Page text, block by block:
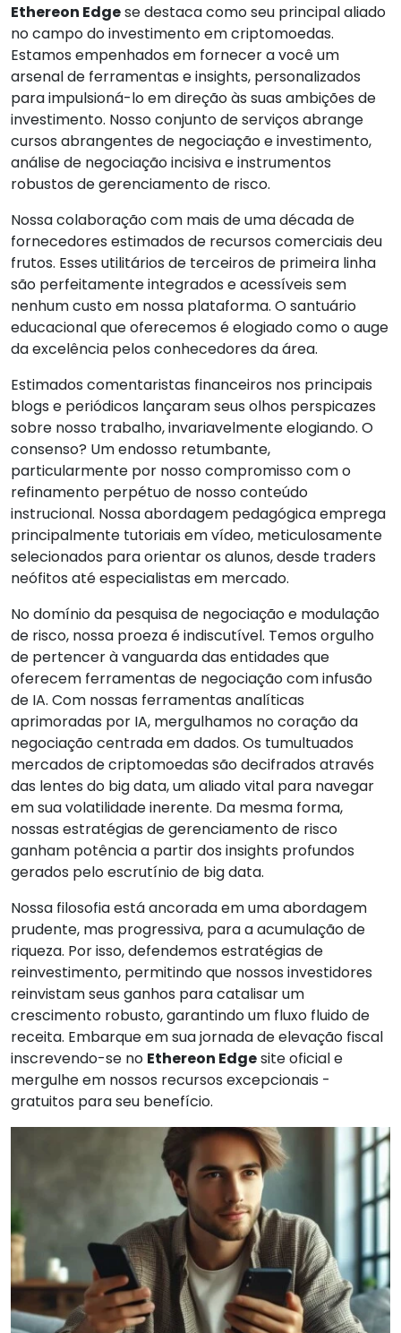
Ethereon Edgese destaca como seu principal aliado
no campo do investimento em criptomoedas.
Estamos empenhados em fornecer a você um
arsenal de ferramentas e insights, personalizados
para impulsioná-lo em direção às suas ambições de
investimento. Nosso conjunto de serviços abrange
cursos abrangentes de negociação e investimento,
análise de negociação incisiva e instrumentos
robustos de gerenciamento de risco.
Nossa colaboração com mais de uma década de
fornecedores estimados de recursos comerciais deu
frutos. Esses utilitários de terceiros de primeira linha
são perfeitamente integrados e acessíveis sem
nenhum custo em nossa plataforma. O santuário
educacional que oferecemos é elogiado como o auge
da excelência pelos conhecedores da área.
Estimados comentaristas financeiros nos principais
blogs e periódicos lançaram seus olhos perspicazes
sobre nosso trabalho, invariavelmente elogiando. O
consenso? Um endosso retumbante,
particularmente por nosso compromisso com o
refinamento perpétuo de nosso conteúdo
instrucional. Nossa abordagem pedagógica emprega
principalmente tutoriais em vídeo, meticulosamente
selecionados para orientar os alunos, desde traders
neófitos até especialistas em mercado.
No domínio da pesquisa de negociação e modulação
de risco, nossa proeza é indiscutível. Temos orgulho
de pertencer à vanguarda das entidades que
oferecem ferramentas de negociação com infusão
de IA. Com nossas ferramentas analíticas
aprimoradas por IA, mergulhamos no coração da
negociação centrada em dados. Os tumultuados
mercados de criptomoedas são decifrados através
das lentes do big data, um aliado vital para navegar
em sua volatilidade inerente. Da mesma forma,
nossas estratégias de gerenciamento de risco
ganham potência a partir dos insights profundos
gerados pelo escrutínio de big data.
Nossa filosofia está ancorada em uma abordagem
prudente, mas progressiva, para a acumulação de
riqueza. Por isso, defendemos estratégias de
reinvestimento, permitindo que nossos investidores
reinvistam seus ganhos para catalisar um
crescimento robusto, garantindo um fluxo fluido de
receita. Embarque em sua jornada de elevação fiscal
inscrevendo-se no Ethereon Edgesite oficial e
mergulhe em nossos recursos excepcionais -
gratuitos para seu benefício.